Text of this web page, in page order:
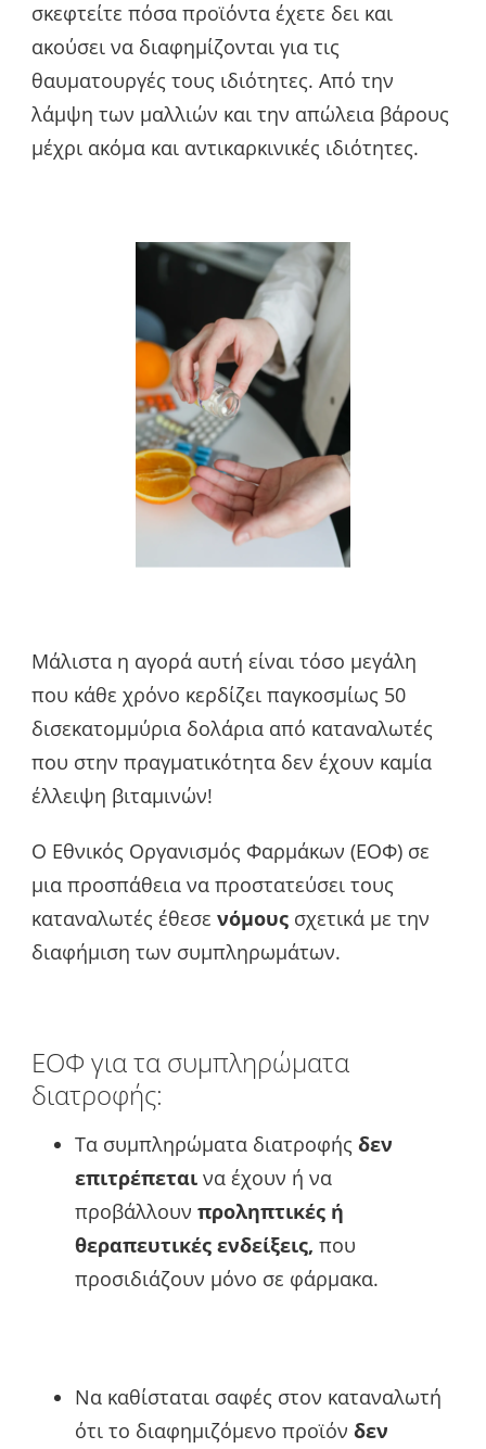
σκεφτείτε πόσα προϊόντα έχετε δει και
ακούσει να διαφημίζονται για τις
θαυματουργές τους ιδιότητες. Από την
λάμψη των μαλλιών και την απώλεια βάρους
μέχρι ακόμα και αντικαρκινικές ιδιότητες.
Μάλιστα η αγορά αυτή είναι τόσο μεγάλη
που κάθε χρόνο κερδίζει παγκοσμίως 50
δισεκατομμύρια δολάρια από καταναλωτές
που στην πραγματικότητα δεν έχουν καμία
έλλειψη βιταμινών!
Ο Εθνικός Οργανισμός Φαρμάκων (ΕΟΦ) σε
μια προσπάθεια να προστατεύσει τους
καταναλωτές έθεσε νόμους σχετικά με την
διαφήμιση των συμπληρωμάτων.
ΕΟΦ για τα συμπληρώματα
διατροφής:
Τα συμπληρώματα διατροφής δεν
επιτρέπεται να έχουν ή να
προβάλλουν προληπτικές ή
θεραπευτικές ενδείξεις, που
προσιδιάζουν μόνο σε φάρμακα.
Να καθίσταται σαφές στον καταναλωτή
ότι το διαφημιζόμενο προϊόν δεν